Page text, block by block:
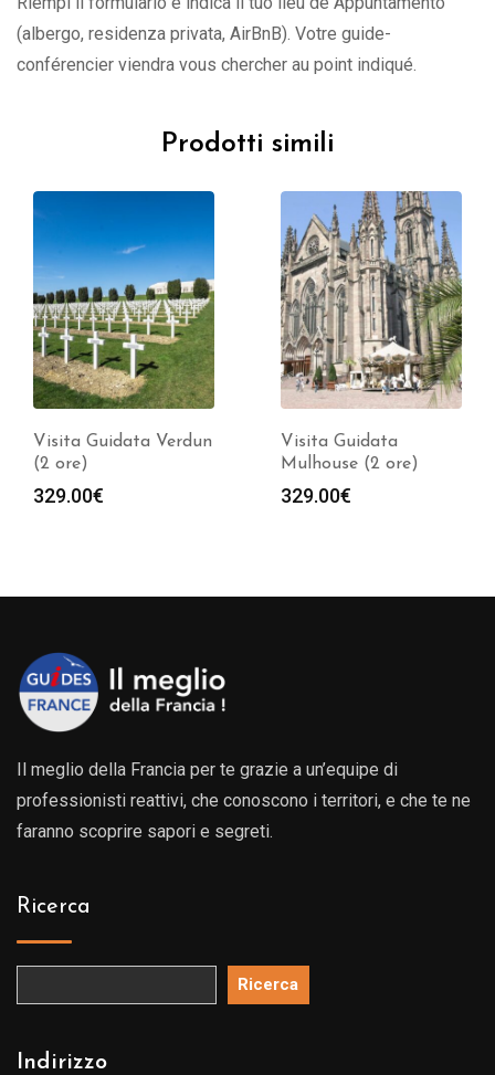
(albergo, residenza privata, AirBnB). Votre guide-
conférencier viendra vous chercher au point indiqué.
Prodotti simili
Visita Guidata Verdun
(2 ore)
329.00€
Visita Guidata
Mulhouse (2 ore)
329.00€
Il meglio della Francia per te grazie a un’equipe di
professionisti reattivi, che conoscono i territori, e che te ne
faranno scoprire sapori e segreti.
Ricerca
Ricerca
Indirizzo